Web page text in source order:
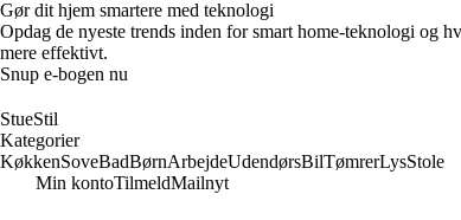
Gør dit hjem smartere med teknologi
Opdag de nyeste trends inden for smart home-teknologi og
mere effektivt.
Snup e-bogen nu
StueStil
Kategorier
KøkkenSoveBadBørnArbejdeUdendørsBilTømrerLysStole
Min kontoTilmeldMailnyt